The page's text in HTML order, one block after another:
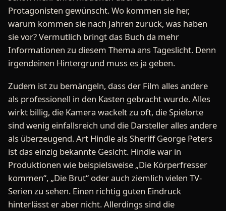
Protagonisten gewünscht. Wo kommen sie her,
warum kommen sie nach Jahren zurück, was haben
sie vor? Vermutlich bringt das Buch da mehr
Informationen zu diesem Thema ans Tageslicht. Denn
irgendeinen Hintergrund muss es ja geben.
Zudem ist zu bemängeln, dass der Film alles andere
als professionell in den Kasten gebracht wurde. Alles
wirkt billig, die Kamera wackelt zu oft, die Spielorte
sind wenig einfallsreich und die Darsteller alles andere
als überzeugend. Art Hindle als Sheriff George Peters
ist das einzig bekannte Gesicht. Hindle war in
Produktionen wie beispielsweise „Die Körperfresser
kommen“, „Die Brut“ oder auch ziemlich vielen TV-
Serien zu sehen. Einen richtig guten Eindruck
hinterlässt er aber nicht. Allerdings sind die